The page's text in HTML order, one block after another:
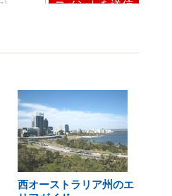
西オーストラリア州のエ